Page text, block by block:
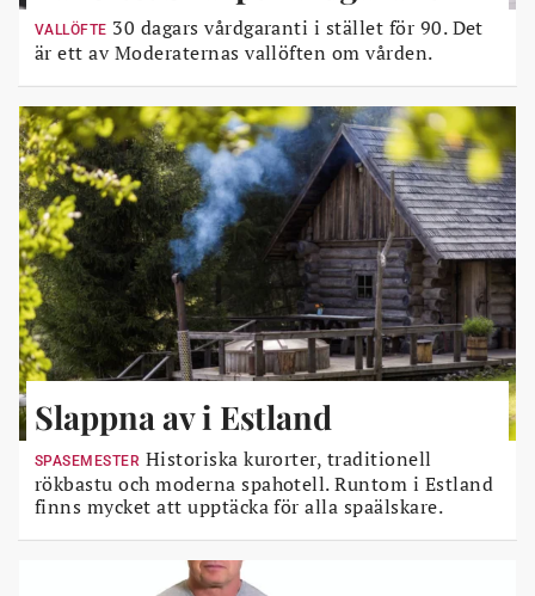
VALLÖFTE 30 dagars vårdgaranti i stället för 90. Det
är ett av Moderaternas vallöften om vården.
Slappna av i Estland
SPASEMESTER Historiska kurorter, traditionell
rökbastu och moderna spahotell. Runtom i Estland
finns mycket att upptäcka för alla spaälskare.